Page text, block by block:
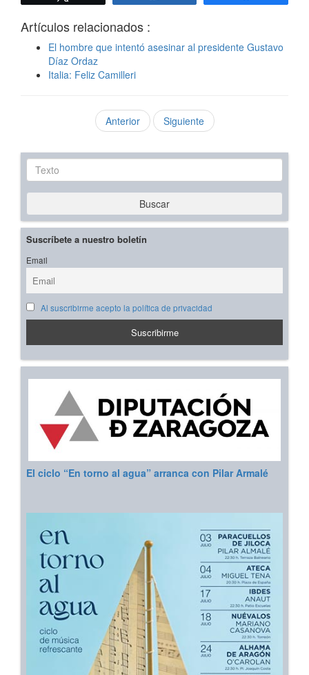
Artículos relacionados :
El hombre que intentó asesinar al presidente Gustavo
Díaz Ordaz
Italia: Feliz Camilleri
Anterior Siguiente
Texto
Buscar
Suscríbete a nuestro boletín
Email
Al suscribirme acepto la política de privacidad
El ciclo “En torno al agua” arranca con Pilar Armalé